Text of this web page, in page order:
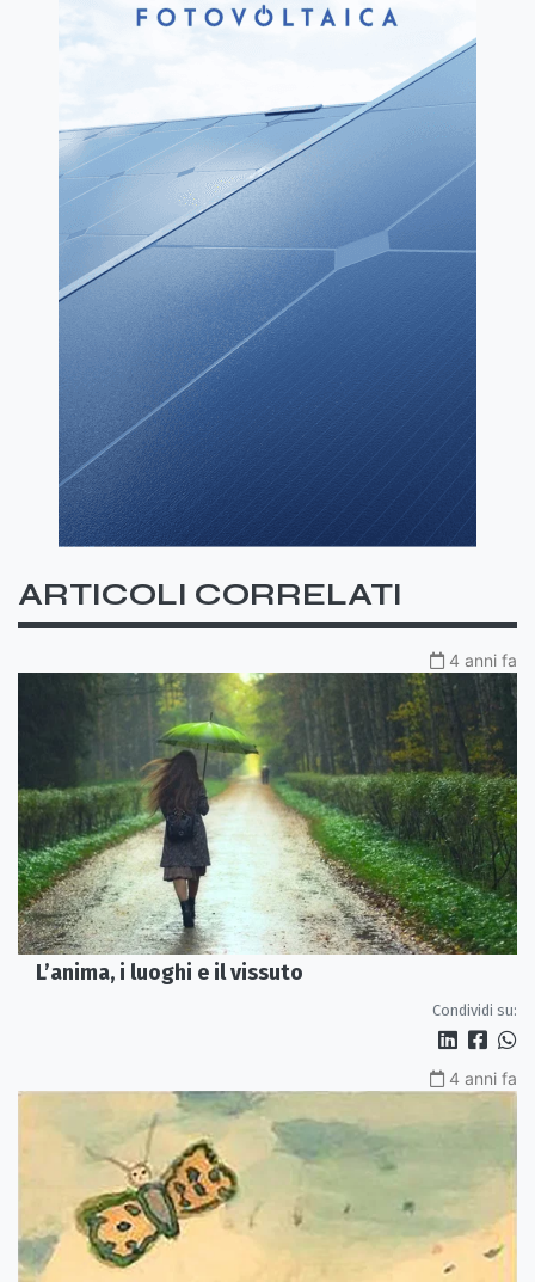
ARTICOLI CORRELATI
4 anni fa
L’anima, i luoghi e il vissuto
Condividi su:
4 anni fa